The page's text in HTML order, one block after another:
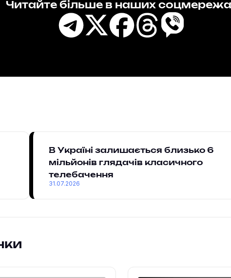
Читайте більше в наших
В Україні залишається близько 6
мільйонів глядачів класичного
телебачення
31.07.2026